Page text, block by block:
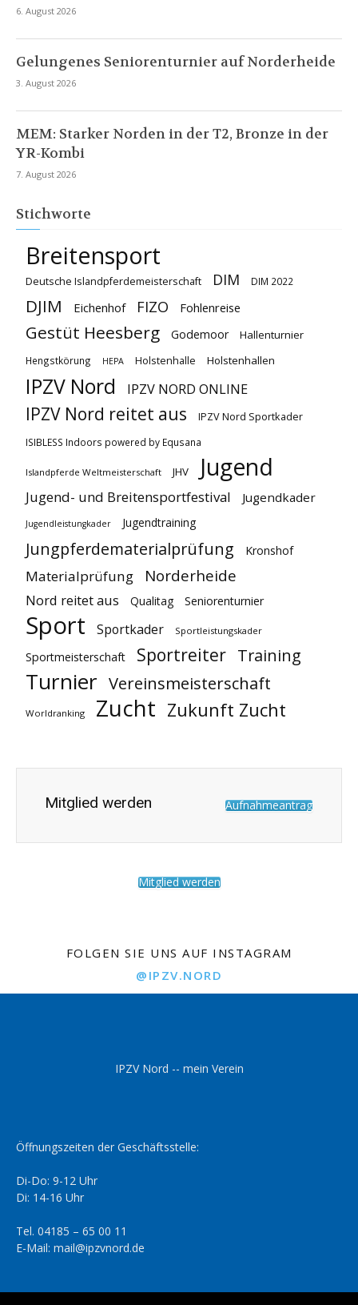
6. August 2026
Gelungenes Seniorenturnier auf Norderheide
3. August 2026
MEM: Starker Norden in der T2, Bronze in der
YR-Kombi
7. August 2026
Stichworte
Breitensport
Deutsche Islandpferdemeisterschaft DIM DIM 2022
DJIM Eichenhof FIZO Fohlenreise
Gestüt Heesberg Godemoor Hallenturnier
Hengstkörung HEPA Holstenhalle Holstenhallen
IPZV Nord IPZV NORD ONLINE
IPZV Nord reitet aus IPZV Nord Sportkader
ISIBLESS Indoors powered by Equsana
Islandpferde Weltmeisterschaft JHV Jugend
Jugend- und Breitensportfestival Jugendkader
Jugendleistungkader Jugendtraining
Jungpferdematerialprüfung Kronshof
Materialprüfung Norderheide
Nord reitet aus Qualitag Seniorenturnier
Sport Sportkader Sportleistungskader
Sportmeisterschaft Sportreiter Training
Turnier Vereinsmeisterschaft
Worldranking Zucht Zukunft Zucht
Mitglied werden Aufnahmeantrag
Mitglied werden
FOLGEN SIE UNS AUF INSTAGRAM
@IPZV.NORD
IPZV Nord -- mein Verein
Öffnungszeiten der Geschäftsstelle:
Di-Do: 9-12 Uhr
Di: 14-16 Uhr
Tel. 04185 – 65 00 11
E-Mail: mail@ipzvnord.de